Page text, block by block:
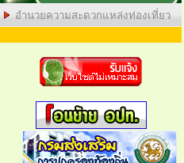
อำนวยความสะดวกแหล่งท่องเที่ยว